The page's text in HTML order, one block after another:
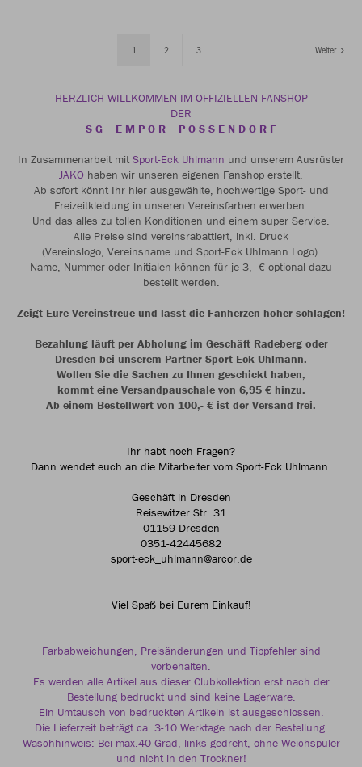
1 2 3 Weiter
HERZLICH WILLKOMMEN IM OFFIZIELLEN FANSHOP
DER
S G E M P O R P O S S E N D O R F
In Zusammenarbeit mit Sport-Eck Uhlmann und unserem Ausrüster
JAKO haben wir unseren eigenen Fanshop erstellt.
Ab sofort könnt Ihr hier ausgewählte, hochwertige Sport- und
Freizeitkleidung in unseren Vereinsfarben erwerben.
Und das alles zu tollen Konditionen und einem super Service.
Alle Preise sind vereinsrabattiert, inkl. Druck
(Vereinslogo, Vereinsname und Sport-Eck Uhlmann Logo).
Name, Nummer oder Initialen können für je 3,- € optional dazu
bestellt werden.
Zeigt Eure Vereinstreue und lasst die Fanherzen höher schlagen!
Bezahlung läuft per Abholung im Geschäft Radeberg oder
Dresden bei unserem Partner Sport-Eck Uhlmann.
Wollen Sie die Sachen zu Ihnen geschickt haben,
kommt eine Versandpauschale von 6,95 € hinzu.
Ab einem Bestellwert von 100,- € ist der Versand frei.
Ihr habt noch Fragen?
Dann wendet euch an die Mitarbeiter vom Sport-Eck Uhlmann.
Geschäft in Dresden
Reisewitzer Str. 31
01159 Dresden
0351-42445682
sport-eck_uhlmann@arcor.de
Viel Spaß bei Eurem Einkauf!
Farbabweichungen, Preisänderungen und Tippfehler sind
vorbehalten.
Es werden alle Artikel aus dieser Clubkollektion erst nach der
Bestellung bedruckt und sind keine Lagerware.
Ein Umtausch von bedruckten Artikeln ist ausgeschlossen.
Die Lieferzeit beträgt ca. 3-10 Werktage nach der Bestellung.
Waschhinweis: Bei max.40 Grad, links gedreht, ohne Weichspüler
und nicht in den Trockner!